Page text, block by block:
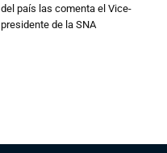
del país las comenta el Vice-
presidente de la SNA